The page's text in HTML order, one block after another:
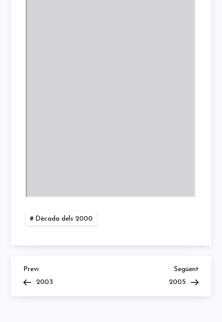
Dècada dels 2000
Navegació
d'entrades
Previous
Post
Previ
2003
Next
Post
Següent
2005